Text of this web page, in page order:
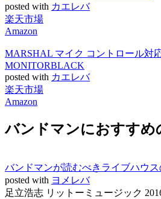
posted with カエレバ
楽天市場
Amazon
MARSHAL マイク コントロール対
MONITORBLACK
posted with カエレバ
楽天市場
Amazon
バンドマンにおすすめ
バンドマンが読むべきライブハウ
posted with ヨメレバ
足立浩志 リットーミュージック